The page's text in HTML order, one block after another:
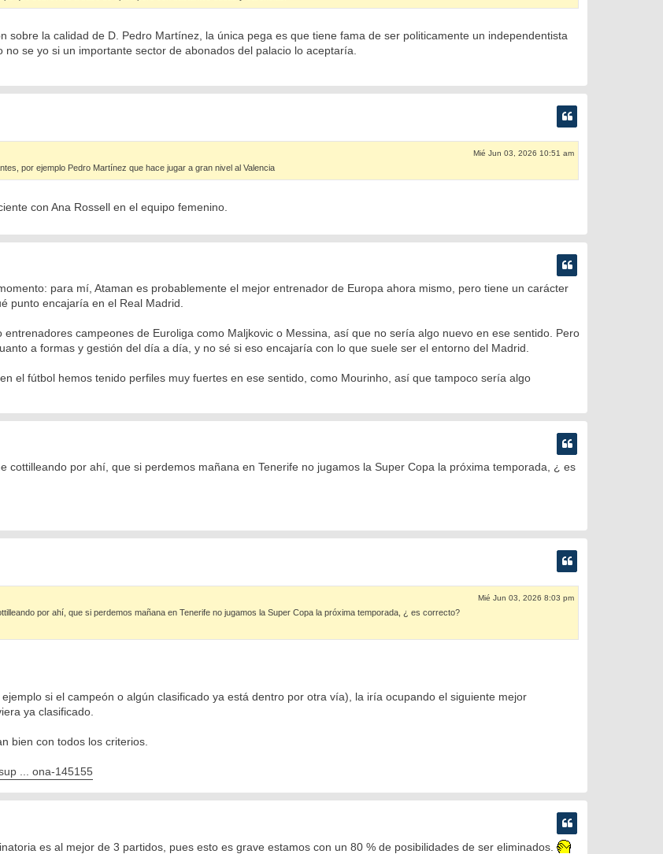
sobre la calidad de D. Pedro Martínez, la única pega es que tiene fama de ser politicamente un independentista
se yo si un importante sector de abonados del palacio lo aceptaría.
Mié Jun 03, 2026 10:51 am
por ejemplo Pedro Martínez que hace jugar a gran nivel al Valencia
con Ana Rossell en el equipo femenino.
para mí, Ataman es probablemente el mejor entrenador de Europa ahora mismo, pero tiene un carácter
punto encajaría en el Real Madrid.
entrenadores campeones de Euroliga como Maljkovic o Messina, así que no sería algo nuevo en ese sentido. Pero
a formas y gestión del día a día, y no sé si eso encajaría con lo que suele ser el entorno del Madrid.
el fútbol hemos tenido perfiles muy fuertes en ese sentido, como Mourinho, así que tampoco sería algo
cottilleando por ahí, que si perdemos mañana en Tenerife no jugamos la Super Copa la próxima temporada, ¿ es
Mié Jun 03, 2026 8:03 pm
por ahí, que si perdemos mañana en Tenerife no jugamos la Super Copa la próxima temporada, ¿ es correcto?
si el campeón o algún clasificado ya está dentro por otra vía), la iría ocupando el siguiente mejor
ya clasificado.
bien con todos los criterios.
... ona-145155
es al mejor de 3 partidos, pues esto es grave estamos con un 80 % de posibilidades de ser eliminados.